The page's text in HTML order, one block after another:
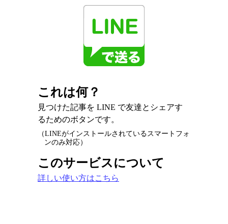
これは何？
見つけた記事を LINE で友達とシェアす
るためのボタンです。
（LINEがインストールされているスマートフォ
ンのみ対応）
このサービスについて
詳しい使い方はこちら